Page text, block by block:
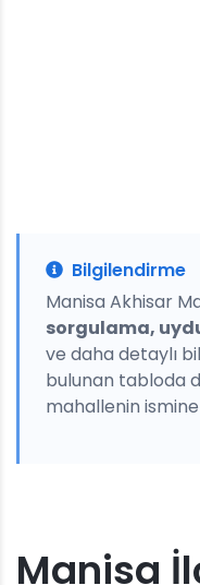
Bilgilendirme
Manisa Akhisar
sorgulama,
ve daha detaylı
bulunan tabloda
mahallenin
Manisa